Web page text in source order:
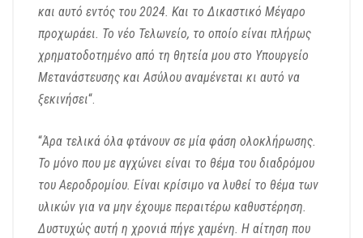
και αυτό εντός του 2024. Και το Δικαστικό Μέγαρο
προχωράει. Το νέο Τελωνείο, το οποίο είναι πλήρως
χρηματοδοτημένο από τη θητεία μου στο Υπουργείο
Μετανάστευσης και Ασύλου αναμένεται κι αυτό να
ξεκινήσει“.
“Άρα τελικά όλα φτάνουν σε μία φάση ολοκλήρωσης.
Το μόνο που με αγχώνει είναι το θέμα του διαδρόμου
του Αεροδρομίου. Είναι κρίσιμο να λυθεί το θέμα των
υλικών για να μην έχουμε περαιτέρω καθυστέρηση.
Δυστυχώς αυτή η χρονιά πήγε χαμένη. Η αίτηση που